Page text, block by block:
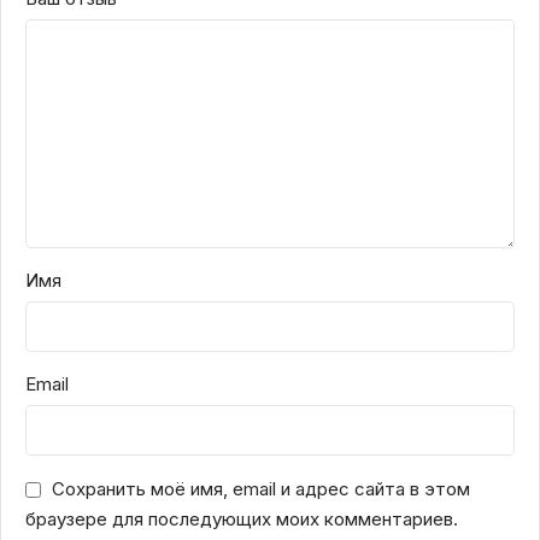
Имя
Email
Сохранить моё имя, email и адрес сайта в этом
браузере для последующих моих комментариев.